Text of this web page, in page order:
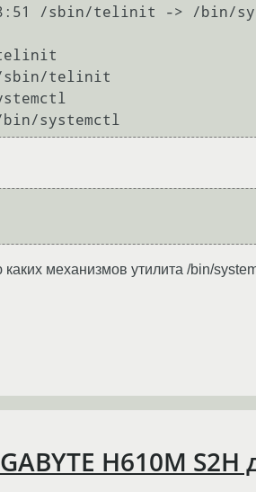
/sbin/telinit -> /bin/
telinit
/sbin/telinit
механизмов утилита /bin/
H610M S2H